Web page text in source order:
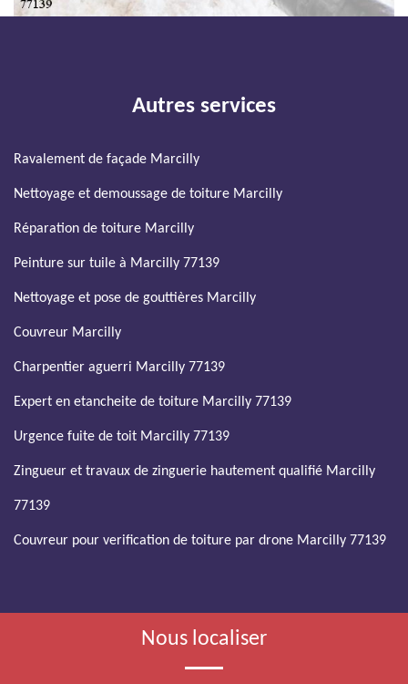
Autres services
Ravalement de façade Marcilly
Nettoyage et demoussage de toiture Marcilly
Réparation de toiture Marcilly
Peinture sur tuile à Marcilly 77139
Nettoyage et pose de gouttières Marcilly
Couvreur Marcilly
Charpentier aguerri Marcilly 77139
Expert en etancheite de toiture Marcilly 77139
Urgence fuite de toit Marcilly 77139
Zingueur et travaux de zinguerie hautement qualifié Marcilly
77139
Couvreur pour verification de toiture par drone Marcilly 77139
Nous localiser